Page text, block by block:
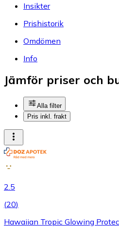
Insikter
Prishistorik
Omdömen
Info
Jämför priser och
Alla filter
Pris inkl. frakt
2.5
(20)
Hawaiian Tropic Glowing